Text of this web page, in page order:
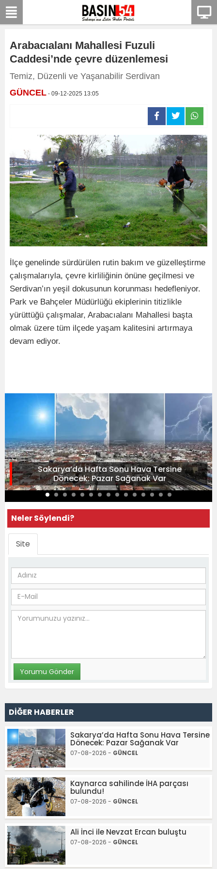
Arabacıalanı Mahallesi Fuzuli
Caddesi’nde çevre düzenlemesi
Temiz, Düzenli ve Yaşanabilir Serdivan
GÜNCEL - 09-12-2025 13:05
İlçe genelinde sürdürülen rutin bakım ve güzelleştirme
çalışmalarıyla, çevre kirliliğinin önüne geçilmesi ve
Serdivan’ın yeşil dokusunun korunması hedefleniyor.
Park ve Bahçeler Müdürlüğü ekiplerinin titizlikle
yürüttüğü çalışmalar, Arabacıalanı Mahallesi başta
olmak üzere tüm ilçede yaşam kalitesini artırmaya
devam ediyor.
Sakarya’da Hafta Sonu Hava Tersine
Dönecek: Pazar Sağanak Var
Neler Söylendi?
Site
DİĞER HABERLER
Sakarya’da Hafta Sonu Hava Tersine
Dönecek: Pazar Sağanak Var
07-08-2026 - GÜNCEL
Kaynarca sahilinde İHA parçası
bulundu!
07-08-2026 - GÜNCEL
Ali İnci ile Nevzat Ercan buluştu
07-08-2026 - GÜNCEL